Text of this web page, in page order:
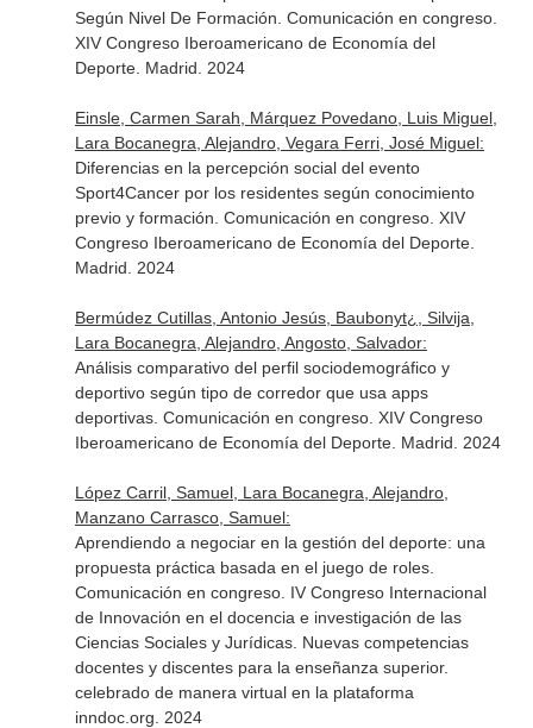
Según Nivel De Formación. Comunicación en congreso.
XIV Congreso Iberoamericano de Economía del
Deporte. Madrid. 2024
Einsle, Carmen Sarah, Márquez Povedano, Luis Miguel,
Lara Bocanegra, Alejandro, Vegara Ferri, José Miguel:
Diferencias en la percepción social del evento
Sport4Cancer por los residentes según conocimiento
previo y formación. Comunicación en congreso. XIV
Congreso Iberoamericano de Economía del Deporte.
Madrid. 2024
Bermúdez Cutillas, Antonio Jesús, Baubonyt¿, Silvija,
Lara Bocanegra, Alejandro, Angosto, Salvador:
Análisis comparativo del perfil sociodemográfico y
deportivo según tipo de corredor que usa apps
deportivas. Comunicación en congreso. XIV Congreso
Iberoamericano de Economía del Deporte. Madrid. 2024
López Carril, Samuel, Lara Bocanegra, Alejandro,
Manzano Carrasco, Samuel:
Aprendiendo a negociar en la gestión del deporte: una
propuesta práctica basada en el juego de roles.
Comunicación en congreso. IV Congreso Internacional
de Innovación en el docencia e investigación de las
Ciencias Sociales y Jurídicas. Nuevas competencias
docentes y discentes para la enseñanza superior.
celebrado de manera virtual en la plataforma
inndoc.org. 2024